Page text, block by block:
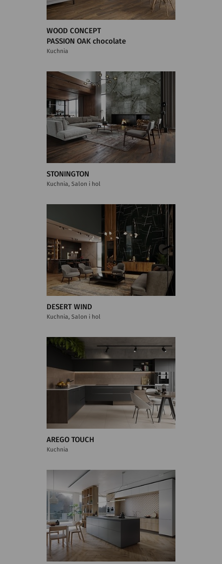
WOOD CONCEPT
PASSION OAK chocolate
Kuchnia
STONINGTON
Kuchnia, Salon i hol
DESERT WIND
Kuchnia, Salon i hol
AREGO TOUCH
Kuchnia